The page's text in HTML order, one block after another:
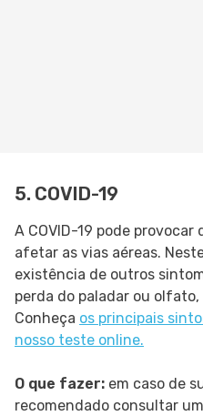
5. COVID-19
A COVID-19 pode
afetar as vias aéreas.
existência de outros
perda do paladar ou
Conheça os principais
nosso teste online.
O que fazer: em caso de
recomendado consultar